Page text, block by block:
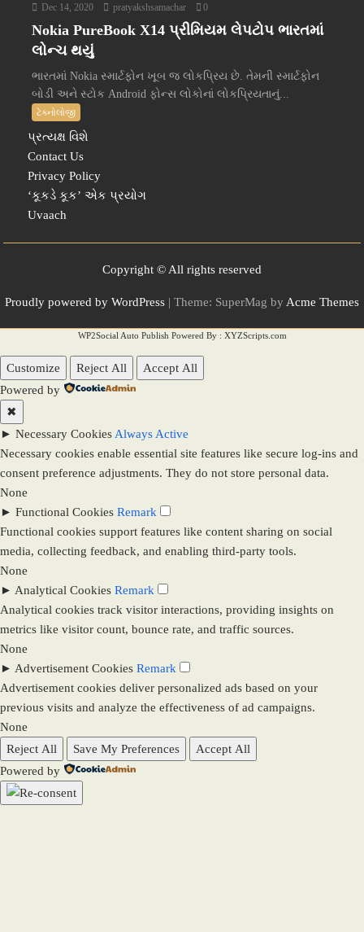
Dec 14, 2020 pratyakshsamachar 0
Nokia PureBook X14 પ્રીમિયમ લેપટોપ ભારતમાં
લોન્ચ થયું
ભારતમાં Nokia સ્માર્ટફોન ખૂબ જ લોકપ્રિય છે. તેમની સ્માર્ટફોન
બોડી અને સ્ટોક Android ફોન્સ લોકોનાં લોકપ્રિયતાનું...
ટેક્નોલોજી
પ્રત્યક્ષ વિશે
Contact Us
Privacy Policy
‘કૂકડે કૂક’ એક પ્રયોગ
Uvaach
Copyright © All rights reserved
Proudly powered by WordPress | Theme: SuperMag by Acme Themes
WP2Social Auto Publish Powered By : XYZScripts.com
Customize Reject All
Accept All
Powered by
✖
► Necessary Cookies Always Active
Necessary cookies enable essential site features like secure log-ins and
consent preference adjustments. They do not store personal data.
None
► Functional Cookies Remark
Functional cookies support features like content sharing on social
media, collecting feedback, and enabling third-party tools.
None
► Analytical Cookies Remark
Analytical cookies track visitor interactions, providing insights on
metrics like visitor count, bounce rate, and traffic sources.
None
► Advertisement Cookies Remark
Advertisement cookies deliver personalized ads based on your
previous visits and analyze the effectiveness of ad campaigns.
None
Reject All
Save My Preferences
Accept All
Powered by